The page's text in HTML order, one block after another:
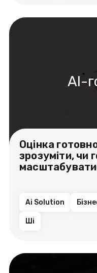
AI-
Оцінка
зрозуміти, чи
Ai Solution
Ші